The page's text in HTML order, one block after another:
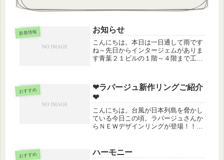
新着情報 お知らせ
こんにちは。本日は一日通して雨です
ね～先日からインタージェムがありま
す青葉２１ビルの１階～４階まで工事
す。インタージェムは通常通り営業し
ておりますので、奥のエレベーターで
７...
おすすめ
❤ラパージュ新作リングご紹介
❤
こんにちは。台風が日本列島を脅かし
ている今日この頃。ラパージュさんか
らＮＥＷデザインリングが登場！！仙
おすすめ ハーモニー